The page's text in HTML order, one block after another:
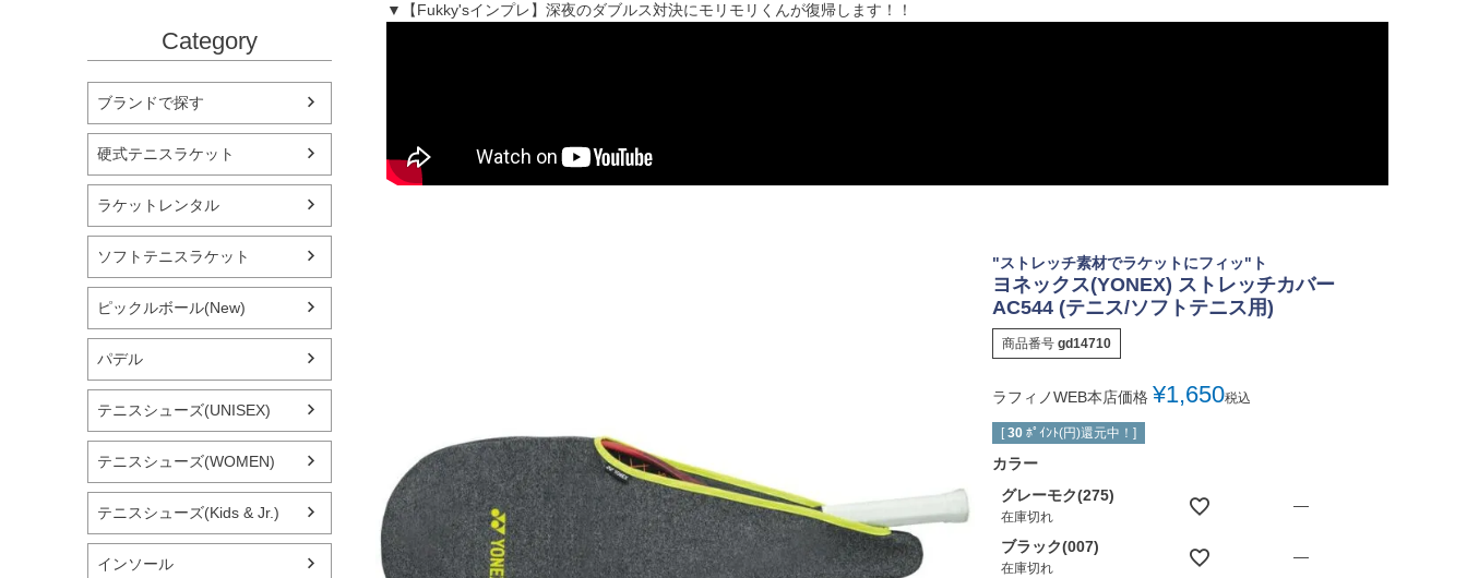
Category
ブランドで探す
硬式テニスラケット
ラケットレンタル
ソフトテニスラケット
ピックルボール(New)
パデル
テニスシューズ(UNISEX)
テニスシューズ(WOMEN)
テニスシューズ(Kids & Jr.)
インソール
▼【Fukky'sインプレ】深夜のダブルス対決にモリモリくんが復帰します！！
"ストレッチ素材でラケットにフィッ"ト
ヨネックス(YONEX) ストレッチカバー
AC544 (テニス/ソフトテニス用)
商品番号 gd14710
ラフィノWEB本店価格 ¥1,650税込
[ 30 ﾎﾟｲﾝﾄ(円)還元中！]
カラー
グレーモク(275)
在庫切れ
—
ブラック(007)
在庫切れ
—